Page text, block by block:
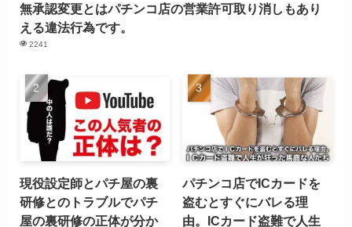
無承認変更とはパチンコ店の営業許可取り消しもあり
える違法行為です。
2241
現役設定師とパチ屋の裏
研修とのトラブルでパチ
屋の裏研修の正体が分か
パチンコ店でICカードを
盗むとすぐにバレる理
由。ICカード盗難で人生